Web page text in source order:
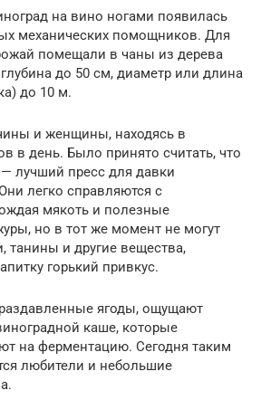
на вино ногами появилась
механических помощников. Для
помещали в чаны из дерева
до 50 см, диаметр или длина
до 10 м.
и женщины, находясь в
в день. Было принято считать, что
лучший пресс для давки
легко справляются с
мякоть и полезные
но в тот же момент не могут
танины и другие вещества,
горький привкус.
ягоды, ощущают
каше, которые
на ферментацию. Сегодня таким
любители и небольшие